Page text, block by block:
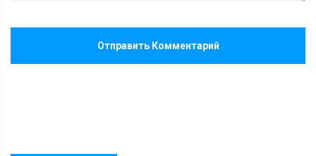
Отправить Комментарий